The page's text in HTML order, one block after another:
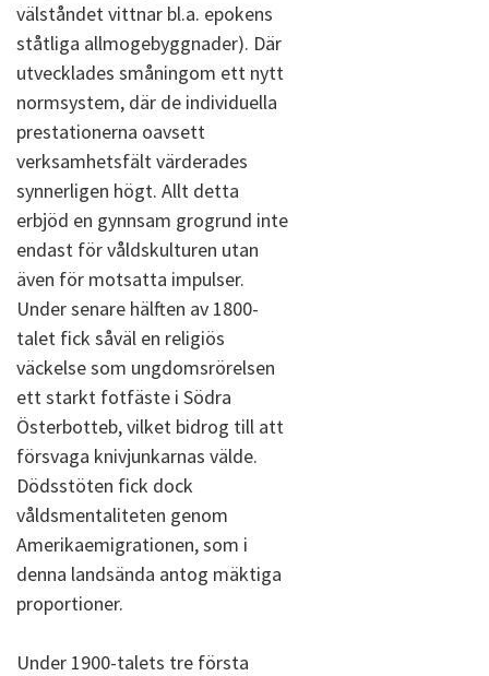
välståndet vittnar bl.a. epokens
ståtliga allmogebyggnader). Där
utvecklades småningom ett nytt
normsystem, där de individuella
prestationerna oavsett
verksamhetsfält värderades
synnerligen högt. Allt detta
erbjöd en gynnsam grogrund inte
endast för våldskulturen utan
även för motsatta impulser.
Under senare hälften av 1800-
talet fick såväl en religiös
väckelse som ungdomsrörelsen
ett starkt fotfäste i Södra
Österbotteb, vilket bidrog till att
försvaga knivjunkarnas välde.
Dödsstöten fick dock
våldsmentaliteten genom
Amerikaemigrationen, som i
denna landsända antog mäktiga
proportioner.
Under 1900-talets tre första